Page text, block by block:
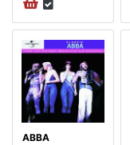
ABBA